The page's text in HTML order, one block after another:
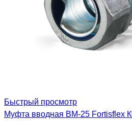
Быстрый просмотр
Муфта вводная ВМ-25 Fortisflex